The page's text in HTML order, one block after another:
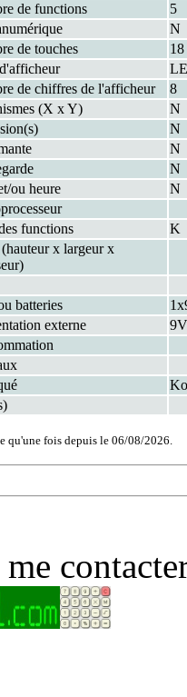
de functions
5
N
de touches
18
de chiffres de l'afficheur
8
(X x Y)
N
N
N
N
ou heure
N
functions
K
x largeur x
batteries
externe
qu'une fois depuis le 06/08/2026.